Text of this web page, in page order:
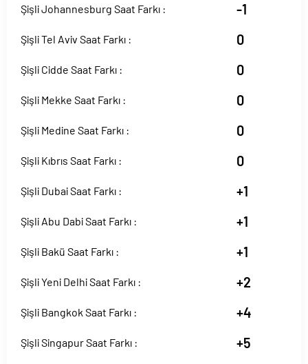
Şişli Johannesburg Saat Farkı : -1
Şişli Tel Aviv Saat Farkı : 0
Şişli Cidde Saat Farkı : 0
Şişli Mekke Saat Farkı : 0
Şişli Medine Saat Farkı : 0
Şişli Kıbrıs Saat Farkı : 0
Şişli Dubai Saat Farkı : +1
Şişli Abu Dabi Saat Farkı : +1
Şişli Bakü Saat Farkı : +1
Şişli Yeni Delhi Saat Farkı : +2
Şişli Bangkok Saat Farkı : +4
Şişli Singapur Saat Farkı : +5